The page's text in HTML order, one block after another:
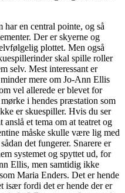
har en central pointe, og så
Der er skyerne og
plottet. Men også
skal spille roller
selv. Mest interessant er
mere om Jo-Ann Ellis
vel allerede er blevet for
i hendes præstation som
er skuespiller. Hvis du ser
anslå et tema om at teatret og
måske skulle være lig med
det fungerer. Snarere er
systemet og spyttet ud, for
Ellis, men samtidig ikke
Maria Enders. Det er hende
især fordi det er hende der er